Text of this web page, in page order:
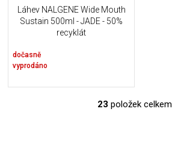
Láhev NALGENE Wide Mouth
Sustain 500ml - JADE - 50%
recyklát
dočasně
vyprodáno
O
23 položek celkem